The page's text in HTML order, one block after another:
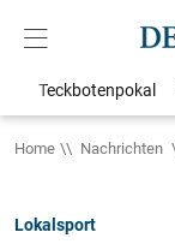
Teckbotenpokal
Home Nachrichten
Lokalsport